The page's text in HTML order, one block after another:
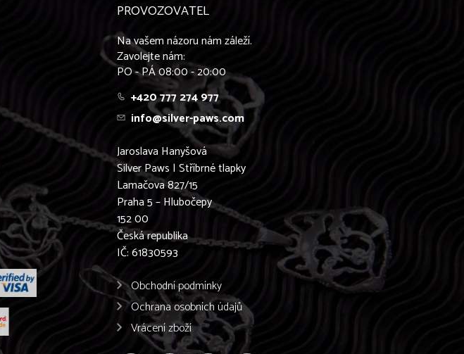
PROVOZOVATEL
Na vašem názoru nám záleží.
Zavolejte nám:
PO - PÁ 08:00 - 20:00
+420 777 274 977
info@silver-paws.com
Jaroslava Hanyšová
Silver Paws | Stříbrné tlapky
Lamačova 827/15
Praha 5 – Hlubočepy
152 00
Česká republika
IČ: 61830593
Obchodní podmínky
Ochrana osobních údajů
Vrácení zboží